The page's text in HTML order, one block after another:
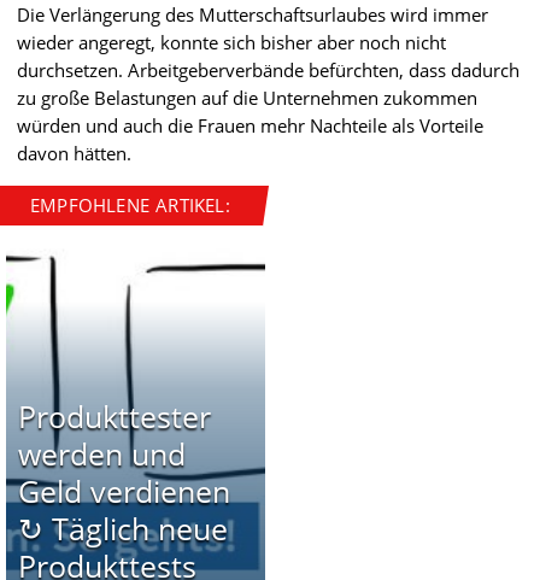
Die Verlängerung des Mutterschaftsurlaubes wird immer
wieder angeregt, konnte sich bisher aber noch nicht
durchsetzen. Arbeitgeberverbände befürchten, dass dadurch
zu große Belastungen auf die Unternehmen zukommen
würden und auch die Frauen mehr Nachteile als Vorteile
davon hätten.
EMPFOHLENE ARTIKEL:
Produkttester
werden und
Geld verdienen
↻ Täglich neue
Produkttests